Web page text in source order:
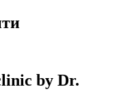
by Dr.